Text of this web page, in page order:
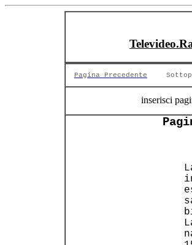
Pagina Precedente
inserisci